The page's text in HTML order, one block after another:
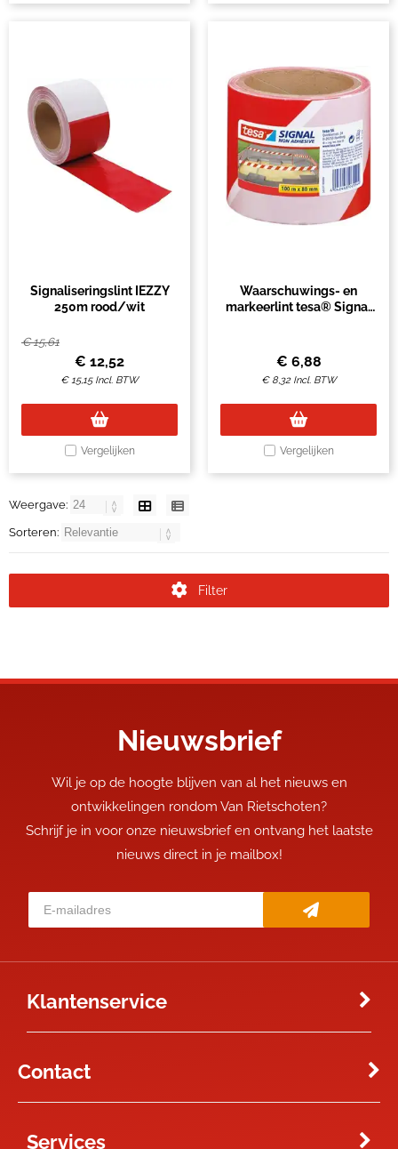
Signaliseringslint IEZZY
250m rood/wit
€15,61
€ 12,52
€15,15 Incl. BTW
Vergelijken
Waarschuwings- en
markeerlint tesa® Signal
€ 6,88
€ 8,32 Incl. BTW
Vergelijken
Weergave:
Sorteren:
Filter
Nieuwsbrief
Wil je op de hoogte blijven van al het nieuws en
ontwikkelingen rondom Van Rietschoten?
Schrijf je in voor onze nieuwsbrief en ontvang het laatste
nieuws direct in je mailbox!
Klantenservice
Contact
Services